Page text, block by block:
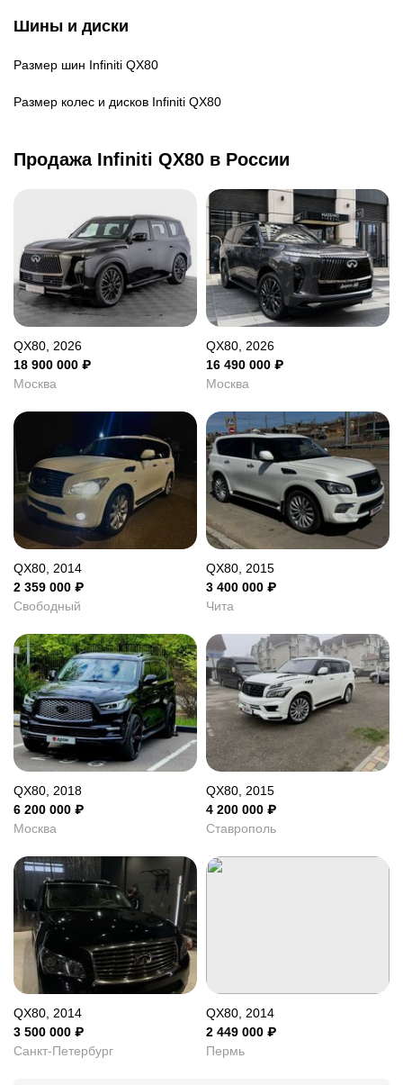
Шины и диски
Размер шин Infiniti QX80
Размер колес и дисков Infiniti QX80
Продажа Infiniti QX80 в России
QX80, 2026
18 900 000 ₽
Москва
QX80, 2026
16 490 000 ₽
Москва
QX80, 2014
2 359 000 ₽
Свободный
QX80, 2015
3 400 000 ₽
Чита
QX80, 2018
6 200 000 ₽
Москва
QX80, 2015
4 200 000 ₽
Ставрополь
QX80, 2014
3 500 000 ₽
Санкт-Петербург
QX80, 2014
2 449 000 ₽
Пермь